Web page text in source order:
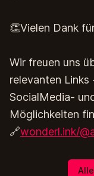
👏Vielen Dank
Wir freuen uns
relevanten Links
SocialMedia-
Möglichkeiten
🔗wonderl.ink/